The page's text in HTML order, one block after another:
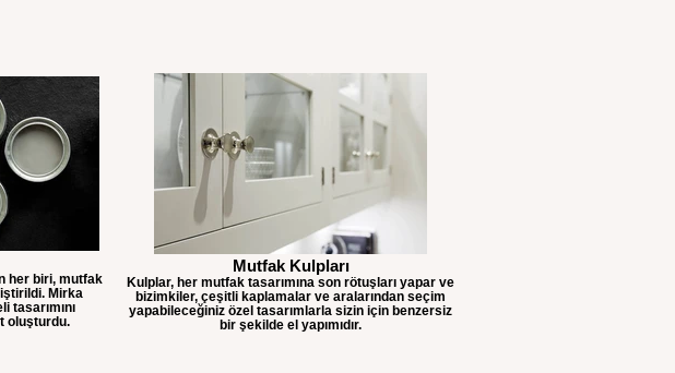
her biri, mutfak
Mirka
tasarımını
oluşturdu.
Mutfak Kulpları
Kulplar, her mutfak tasarımına son rötuşları yapar ve
bizimkiler, çeşitli kaplamalar ve aralarından seçim
yapabileceğiniz özel tasarımlarla sizin için benzersiz
bir şekilde el yapımıdır.